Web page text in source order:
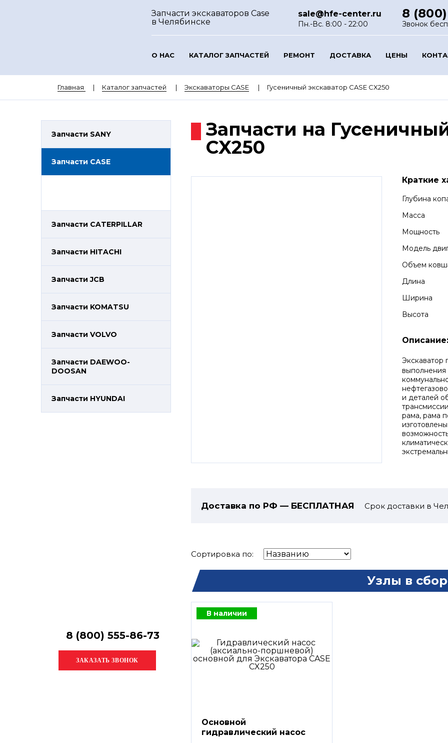
Запчасти экскаваторов Case
в Челябинске
sale@hfe-center.ru
Пн.-Вс. 8:00 - 22:00
8
Звонок
О НАС КАТАЛОГ ЗАПЧАСТЕЙ РЕМОНТ ДОСТАВКА ЦЕНЫ
Главная Каталог запчастей Экскаваторы CASE Гусеничный экскаватор CASE CX250
Запчасти SANY
Запчасти CASE
Запчасти CATERPILLAR
Запчасти HITACHI
Запчасти JCB
Запчасти KOMATSU
Запчасти VOLVO
Запчасти DAEWOO-
DOOSAN
Запчасти HYUNDAI
8 (800) 555-86-73
Запчасти на
CX250
Краткие
Глубина
Масса
Мощность
Модель
Объем
Длина
Ширина
Высота
Описание:
Экскаватор
выполнения
и деталей
рама, рама
Доставка по РФ — БЕСПЛАТНАЯ Срок доставки в
Сортировка по:
Узлы в
В наличии
Основной
гидравлический насос